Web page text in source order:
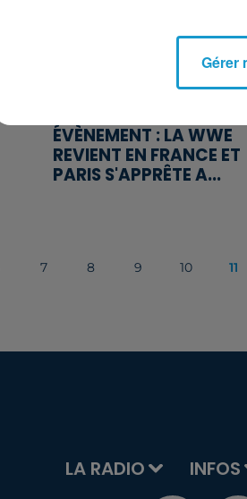
ÉVÈNEMENT : LA WWE
REVIENT EN FRANCE ET
PARIS S'APPRÊTE A...
7 8 9 10 11
LA RADIO INFOS
Gérer